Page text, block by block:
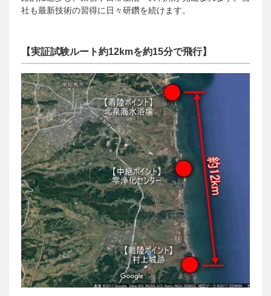
社も最新技術の習得に日々研鑽を続けます。
【実証試験ルート約12kmを約15分で飛行】